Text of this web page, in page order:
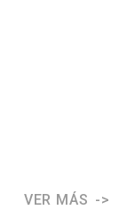
VER MÁS